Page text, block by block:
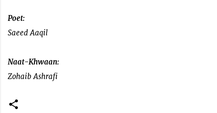
Poet:
Saeed Aaqil
Naat-Khwaan:
Zohaib Ashrafi